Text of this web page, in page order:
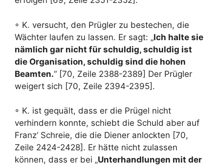
◦ K. versucht, den Prügler zu bestechen, die
Wächter laufen zu lassen. Er sagt: „Ich halte sie
nämlich gar nicht für schuldig, schuldig ist
die Organisation, schuldig sind die hohen
Beamten.“ [70, Zeile 2388-2389] Der Prügler
weigert sich [70, Zeile 2394-2395].
◦ K. ist gequält, dass er die Prügel nicht
verhindern konnte, schiebt die Schuld aber auf
Franz‘ Schreie, die die Diener anlockten [70,
Zeile 2424-2428]. Er hätte nicht zulassen
können, dass er bei „Unterhandlungen mit der